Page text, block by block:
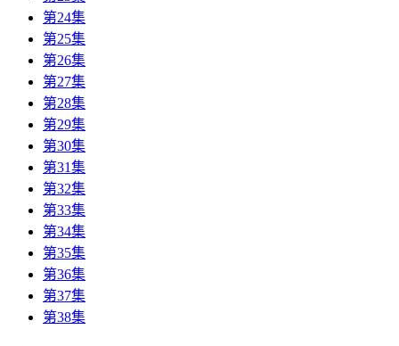
第24集
第25集
第26集
第27集
第28集
第29集
第30集
第31集
第32集
第33集
第34集
第35集
第36集
第37集
第38集